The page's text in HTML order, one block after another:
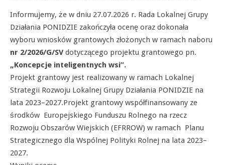
Informujemy, że w dniu 27.07.2026 r. Rada Lokalnej Grupy
Działania PONIDZIE zakończyła ocenę oraz dokonała
wyboru wniosków grantowych złożonych w ramach naboru
nr 2/2026/G/SV dotyczącego projektu grantowego pn.
„Koncepcje inteligentnych wsi”.
Projekt grantowy jest realizowany w ramach Lokalnej
Strategii Rozwoju Lokalnej Grupy Działania PONIDZIE na
lata 2023–2027.Projekt grantowy współfinansowany ze
środków Europejskiego Funduszu Rolnego na rzecz
Rozwoju Obszarów Wiejskich (EFRROW) w ramach Planu
Strategicznego dla Wspólnej Polityki Rolnej na lata 2023–
2027.